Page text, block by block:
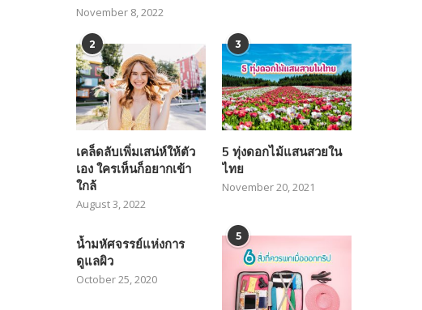
November 8, 2022
2
เคล็ดลับเพิ่มเสน่ห์ให้ตัว
เอง ใครเห็นก็อยากเข้า
ใกล้
August 3, 2022
3
5 ทุ่งดอกไม้แสนสวยใน
ไทย
November 20, 2021
น้ำมหัศจรรย์แห่งการ
ดูแลผิว
October 25, 2020
5